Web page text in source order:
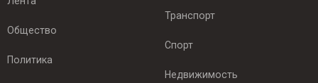
Общество
Политика
Транспорт
Спорт
Недвижимость